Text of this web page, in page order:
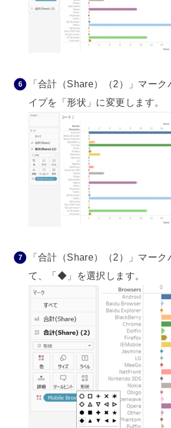
「合計（Share）（2）」マーク
イプを「形状」に変更します。
「合計（Share）（2）」マーク
て、「◆」を選択します。